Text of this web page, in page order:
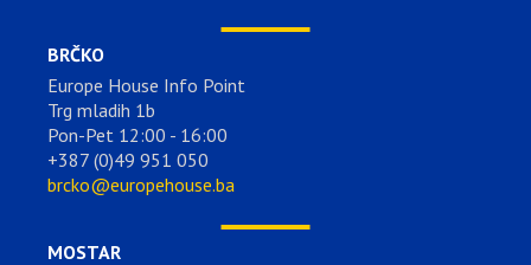
BRČKO
Europe House Info Point
Trg mladih 1b
Pon-Pet 12:00 - 16:00
+387 (0)49 951 050
brcko@europehouse.ba
MOSTAR